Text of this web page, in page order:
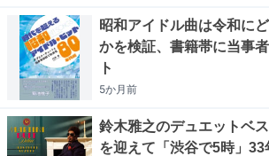
昭和アイドル曲は令和に
かを検証、書籍帯に当事
ト
5か月前
鈴木雅之のデュエットベ
を迎えて「渋谷で5時」33